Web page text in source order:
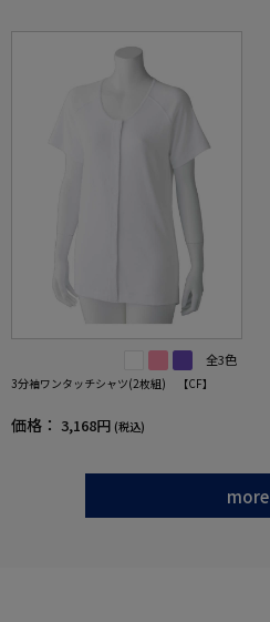
全3色
3分袖ワンタッチシャツ(2枚組) 【CF】
価格： 3,168円 (税込)
more